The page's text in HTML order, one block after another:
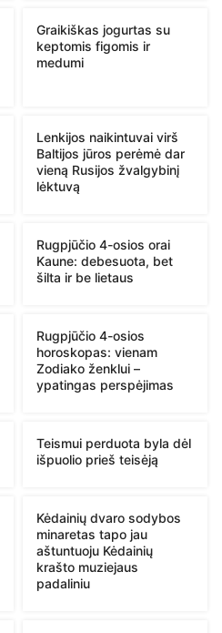
Graikiškas jogurtas su
keptomis figomis ir
medumi
Lenkijos naikintuvai virš
Baltijos jūros perėmė dar
vieną Rusijos žvalgybinį
lėktuvą
Rugpjūčio 4-osios orai
Kaune: debesuota, bet
šilta ir be lietaus
Rugpjūčio 4-osios
horoskopas: vienam
Zodiako ženklui –
ypatingas perspėjimas
Teismui perduota byla dėl
išpuolio prieš teisėją
Kėdainių dvaro sodybos
minaretas tapo jau
aštuntuoju Kėdainių
krašto muziejaus
padaliniu